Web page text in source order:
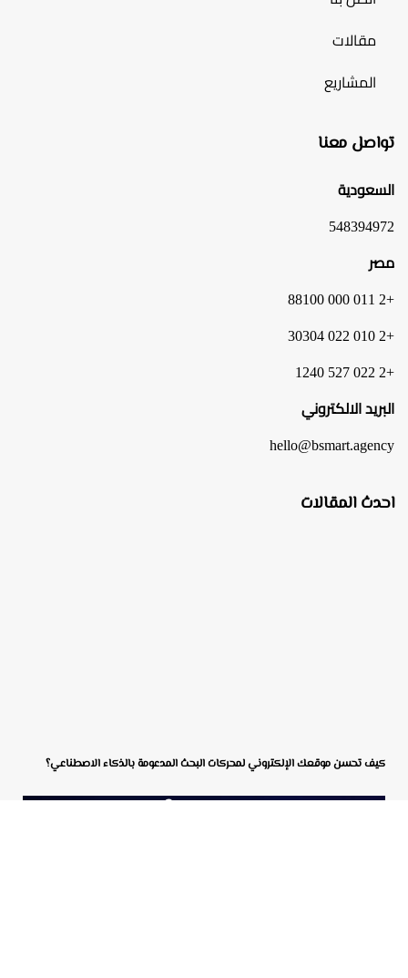
مقالات
المشاريع
تواصل معنا
السعودية
548394972
مصر
+2 011 000 88100
+2 010 022 30304
+2 022 527 1240
البريد الالكتروني
hello@bsmart.agency
احدث المقالات
كيف تحسن موقعك الإلكتروني لمحركات البحث المدعومة بالذكاء الاصطناعي؟